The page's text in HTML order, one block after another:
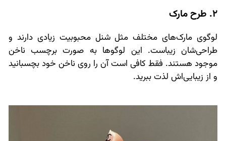
2. طرح مارک
لوگوی مارک‌های مختلف مثل شنل محبوبیت زیادی دارند و
طراحی‌شان زیباست. این لوگوها به صورت برچسب ناخن
موجود هستند. فقط کافی است آن را روی ناخن خود بچسبانید
و از زیبایی‌اش لذت ببرید.